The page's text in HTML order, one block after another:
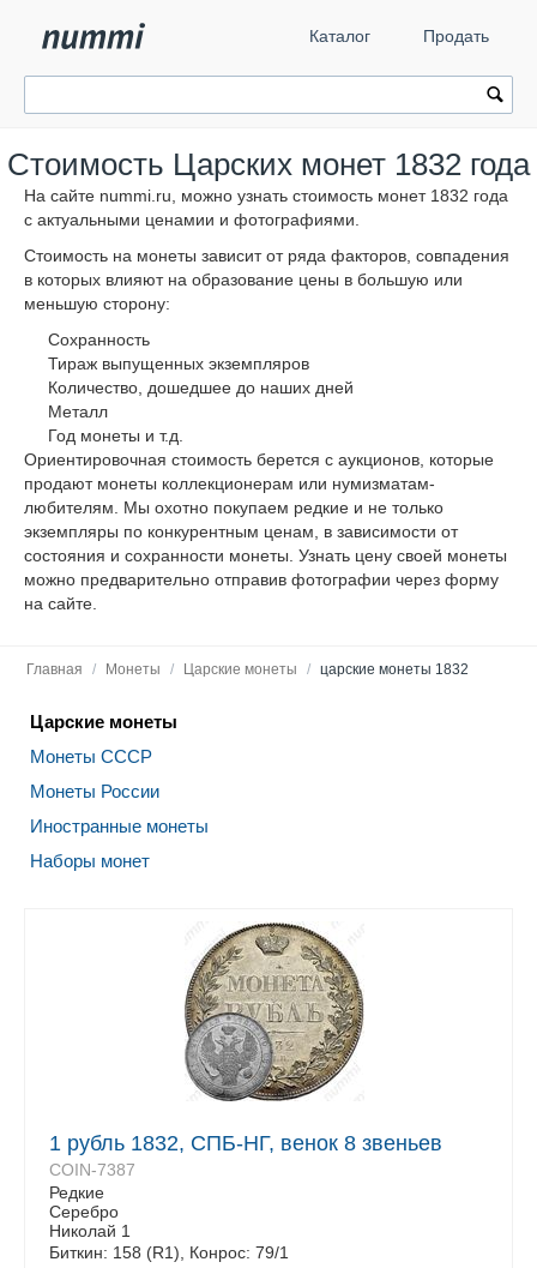
Каталог Продать
Стоимость Царских монет 1832 года
На сайте nummi.ru, можно узнать стоимость монет 1832 года
с актуальными ценамии и фотографиями.
Стоимость на монеты зависит от ряда факторов, совпадения
в которых влияют на образование цены в большую или
меньшую сторону:
Сохранность
Тираж выпущенных экземпляров
Количество, дошедшее до наших дней
Металл
Год монеты и т.д.
Ориентировочная стоимость берется с аукционов, которые
продают монеты коллекционерам или нумизматам-
любителям. Мы охотно покупаем редкие и не только
экземпляры по конкурентным ценам, в зависимости от
состояния и сохранности монеты. Узнать цену своей монеты
можно предварительно отправив фотографии через форму
на сайте.
Главная / Монеты / Царские монеты / царские монеты 1832
Царские монеты
Монеты СССР
Монеты России
Иностранные монеты
Наборы монет
1 рубль 1832, СПБ-НГ, венок 8 звеньев
COIN-7387
Редкие
Серебро
Николай 1
Биткин: 158 (R1), Конрос: 79/1